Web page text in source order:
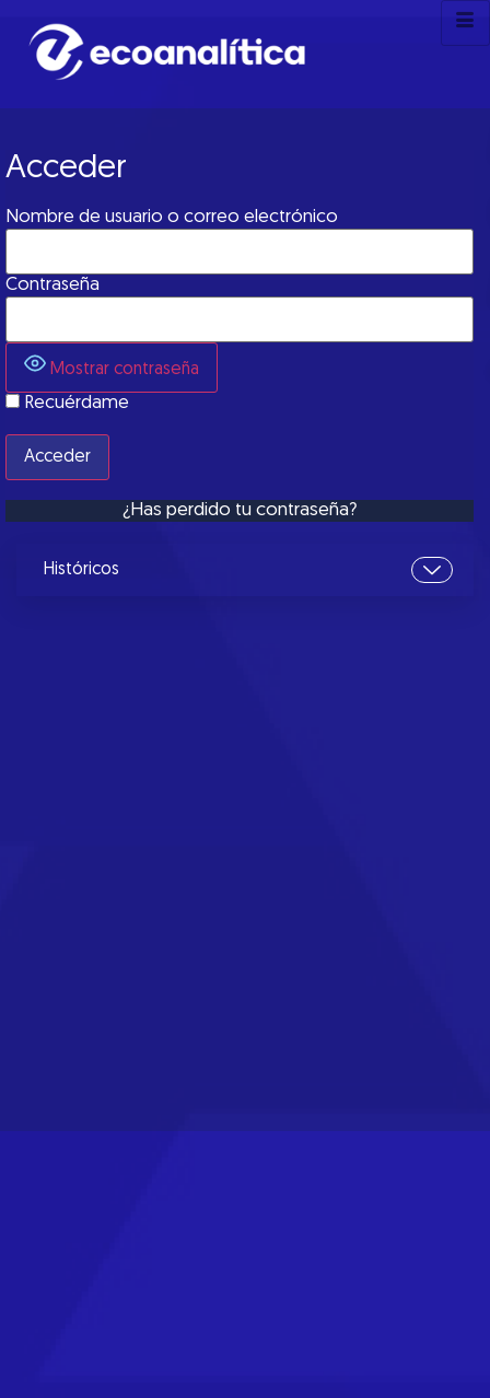
Acceder
Nombre de usuario o correo electrónico
Contraseña
Mostrar contraseña
Recuérdame
¿Has perdido tu contraseña?
Históricos